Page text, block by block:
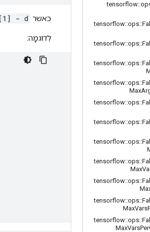
tensorflow::
tensorflow::ops::
tensorflow::ops::
tensorflow::ops::
tensorflow::ops::
Max
tensorflow::ops::
tensorflow::ops::
tensorflow::ops::
tensorflow::ops::
Max
tensorflow::ops::
tensorflow::ops::
MaxVars
tensorflow::ops::
MaxVarsPer
כאשר - d
לְדוּגמָה: